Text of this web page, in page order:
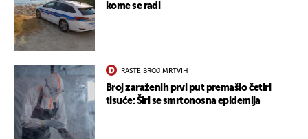
kome se radi
RASTE BROJ MRTVIH
Broj zaraženih prvi put premašio četiri
tisuće: Širi se smrtonosna epidemija